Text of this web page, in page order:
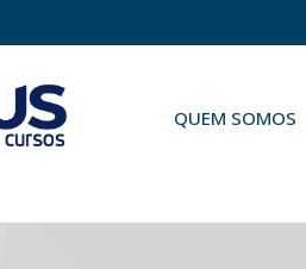
QUEM SOMOS